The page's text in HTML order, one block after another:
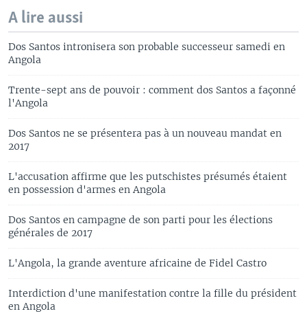
A lire aussi
Dos Santos intronisera son probable successeur samedi en
Angola
Trente-sept ans de pouvoir : comment dos Santos a façonné
l'Angola
Dos Santos ne se présentera pas à un nouveau mandat en
2017
L'accusation affirme que les putschistes présumés étaient
en possession d'armes en Angola
Dos Santos en campagne de son parti pour les élections
générales de 2017
L'Angola, la grande aventure africaine de Fidel Castro
Interdiction d'une manifestation contre la fille du président
en Angola